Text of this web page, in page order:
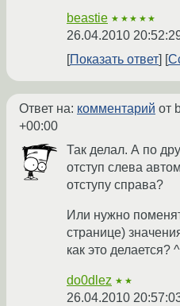
beastie ★★★★★
26.04.2010
Показать ответ
Ответ на: комментарий от
+00:00
Так делал. А по
отступ слева
отступу справа?
Или нужно
странице)
как это делается?
do0dlez ★★
26.04.2010